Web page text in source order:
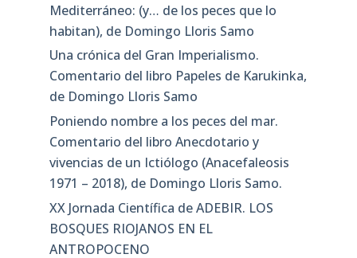
Mediterráneo: (y… de los peces que lo
habitan), de Domingo Lloris Samo
Una crónica del Gran Imperialismo.
Comentario del libro Papeles de Karukinka,
de Domingo Lloris Samo
Poniendo nombre a los peces del mar.
Comentario del libro Anecdotario y
vivencias de un Ictiólogo (Anacefaleosis
1971 – 2018), de Domingo Lloris Samo.
XX Jornada Científica de ADEBIR. LOS
BOSQUES RIOJANOS EN EL
ANTROPOCENO